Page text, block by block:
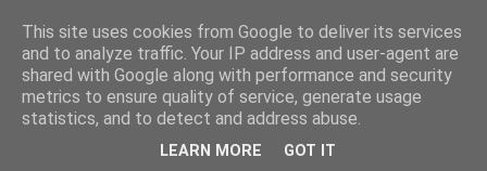
e-comm
Blog zum österreichischen und europäischen Recht der
elektronischen Kommunikationsnetze und -dienste
This site uses cookies from Google to deliver its services
and to analyze traffic. Your IP address and user-agent are
shared with Google along with performance and security
metrics to ensure quality of service, generate usage
statistics, and to detect and address abuse.
LEARN MORE GOT IT